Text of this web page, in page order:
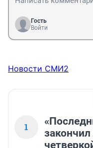
Гость
Войти
Новости СМИ2
1